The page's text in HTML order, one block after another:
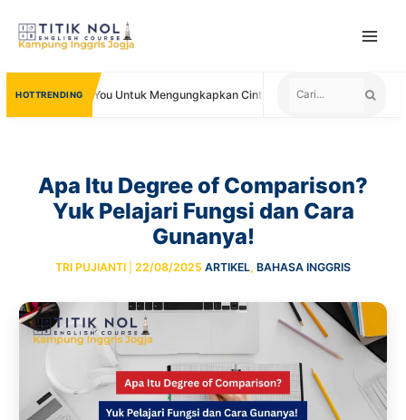
content
TRENDING
I Love You Untuk Mengungkapkan Cinta Negara yang
Apa Itu Degree of Comparison?
Yuk Pelajari Fungsi dan Cara
Gunanya!
TRI PUJIANTI 22/08/2025 ARTIKEL, BAHASA INGGRIS